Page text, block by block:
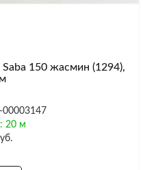
150 жасмин (1294),
00003147
20 м